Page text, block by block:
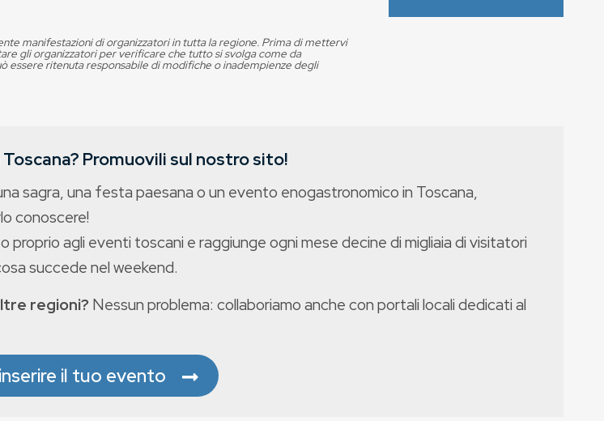
manifestazioni di organizzatori in tutta la regione. Prima di mettervi
gli organizzatori per verificare che tutto si svolga come da
essere ritenuta responsabile di modifiche o inadempienze degli
Promuovili sul nostro sito!
sagra, una festa paesana o un evento enogastronomico in Toscana,
conoscere!
proprio agli eventi toscani e raggiunge ogni mese decine di migliaia di visitatori
succede nel weekend.
regioni? Nessun problema: collaboriamo anche con portali locali dedicati al
il tuo evento